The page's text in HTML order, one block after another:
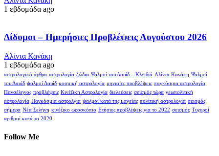
1 εβδομάδα ago
Δίδυμοι – Ημερήσιες Προβλέψεις Αυγούστου 2026
Αλίντα Κανάκη
1 εβδομάδα ago
αστρολογικά άρθρα αστρολογία ζώδια Ψαλμοί του Δαυίδ – Κλειδιά Αλίντα Κανάκη Ψαλμοί
του Δαυίδ ψαλμοί Δαυίδ κοσμική αστρολογία μηνιαίες προβλέψεις παγκόσμια αστρολογία
Πανσέληνος προβλέψεις Κινέζικη Αστρολογία διελεύσεις σεισμός τώρα γεωπολιτική
αστρολογία Παγκόσμια αστρολγία ψαλμοί κατά της μαγείας πολιτική αστρολογία σεισμός
σήμερα Νέα Σελήνη κινέζικο ωροσκόπιο Ετήσιες προβλέψεις για το 2022 σεισμός Τυχεροί
αριθμοί κατά το 2020
Follow Me